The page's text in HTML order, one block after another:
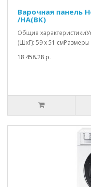
Варочная панель
/HA(BK)
Общие
(ШхГ): 59 x 51 смРазмеры
18 458.28 р.